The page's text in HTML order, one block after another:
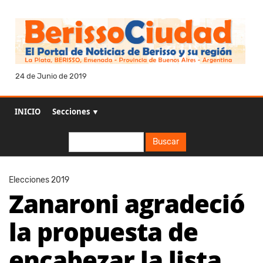
24 de Junio de 2019
INICIO Secciones ▼
Buscar
Elecciones 2019
Zanaroni agradeció
la propuesta de